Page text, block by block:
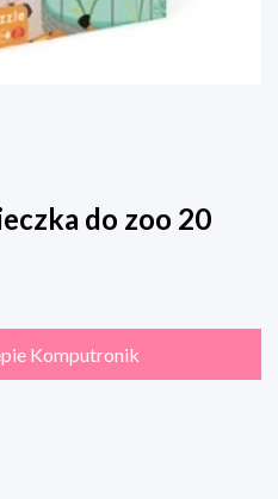
do zoo 20
Komputronik